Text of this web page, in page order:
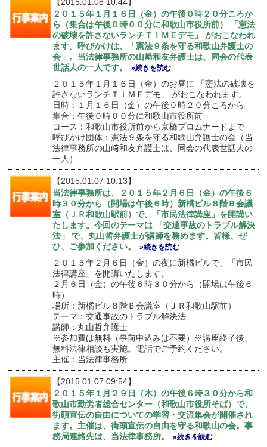
【2015.01.08 10:44】
２０１５年１月１６日（金）の午後０時２０分ころか
ら（集合は午後０時００分に和歌山市役所前） 「憲法
の破壊を許さないランチＴＩＭＥデモ」 がおこなわれ
ます。呼びかけは、「憲法９条を守る和歌山弁護士の
会」。当法律事務所の山﨑和友弁護士は、同会の代表
世話人の一人です。
»続きを読む
２０１５年１月１６日（金）のお昼に 「憲法の破壊を
許さないランチＴＩＭＥデモ」 がおこなわれます。
日時：１月１６日（金）の午後０時２０分ころから
集合：午後０時００分に和歌山市役所前
コース：和歌山市役所前から京橋プロムナードまで
呼びかけ団体：憲法９条を守る和歌山弁護士の会（当
法律事務所の山﨑和友弁護士は、同会の代表世話人の
一人）
【2015.01.07 10:13】
当法律事務所は、２０１５年２月６日（金）の午後６
時３０分から（開場は午後６時）新橘ビル８階Ｂ会議
室（ＪＲ和歌山駅前）で、「市民法律講座」を開講い
たします。今回のテーマは 「交通事故のトラブル解決
法」 で、丸山哲弁護士が講師を務めます。皆様、ぜ
ひ、ご参加ください。
»続きを読む
２０１５年２月６日（金）の夜に新橘ビルで、「市民
法律講座」を開講いたします。
２月６日（金）の午後６時３０分から（開場は午後６
時）
場所：新橘ビル８階Ｂ会議室（ＪＲ和歌山駅前）
テーマ：交通事故のトラブル解決法
講師：丸山哲弁護士
※参加費は無料（事前申込みは不要）※講座終了後、
無料法律相談も実施。電話でご予約ください。
主催：当法律事務所
【2015.01.07 09:54】
２０１５年１月２９日（木）の午後６時３０分から和
歌山市勤労者総合センター（和歌山市役所そば）で、
街頭宣伝の自由についての学習・交流集会が開催され
ます。主催は、街頭宣伝の自由を守る和歌山の会。事
務局連絡先は、当法律事務所。
»続きを読む